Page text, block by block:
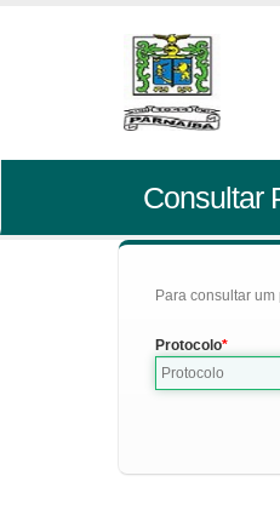
Consultar
Para consultar
Protocolo